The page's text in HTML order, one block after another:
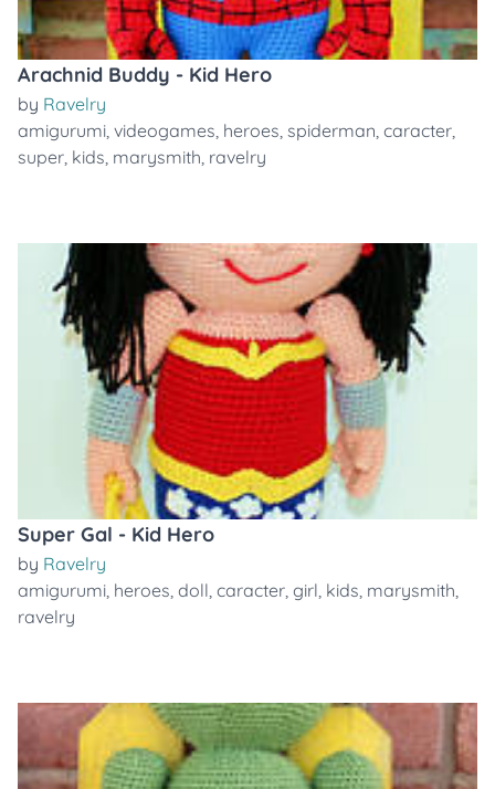
Arachnid Buddy - Kid Hero
by Ravelry
amigurumi, videogames, heroes, spiderman, caracter,
super, kids, marysmith, ravelry
Super Gal - Kid Hero
by Ravelry
amigurumi, heroes, doll, caracter, girl, kids, marysmith,
ravelry